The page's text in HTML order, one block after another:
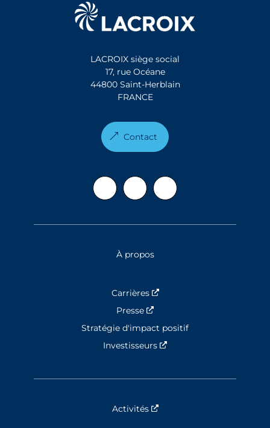
LACROIX siège social
17, rue Océane
44800 Saint-Herblain
FRANCE
Contact
À propos
Carrières
Nouvelle fenêtre
Presse
Stratégie d'impact positif
Investisseurs
Activités Nouvelle fenêtre